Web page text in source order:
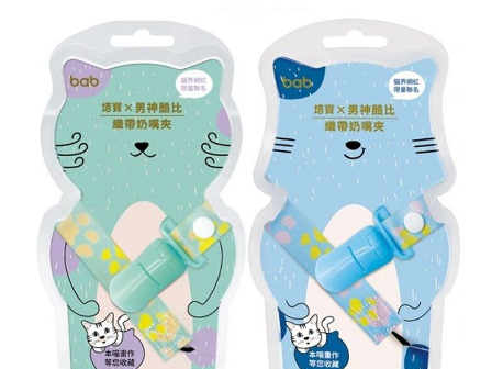
購買商品的店家。未經商家同意取消之訂單仍視為有效，需透過AFTEE先享
後付繳納相關費用。
※ 交易是否成功請以「AFTEE先享後付 」之結帳頁面顯示為準，若有關於
是否繳費成功／繳費後需取消欲退款等相關疑問，請聯繫「AFTEE先享後付
客戶支援中心」https://netprotections.freshdesk.com/support/home
【注意事項】
１．透過由恩沛科技股份有限公司提供之「AFTEE先享後付」服務完成之交
易，需依本服務之必要範圍內提供個人資料，並將交易相關給付款項請求債
權轉讓予恩沛科技股份有限公司。
２．關於個人資料處理事宜，請瀏覽以下網址：
https://aftee.tw/terms/#terms3
３．未成年的使用者請事先徵得法定代理人或監護人之同意方可使用
「AFTEE先享後付」，若未經同意申辦者引起之損失，本公司不負相關責
４．使用「AFTEE先享後付」時，將依據個別帳號之用戶狀況，依本公司即
時審查核予不同之上限額度；若仍有額度不足之情形，本公司將視審查結果
請求用戶進行身份認證。
每筆NT$60，滿NT$590(含以上)免運費
付款後7-11取貨
每筆NT$60，滿NT$590(含以上)免運費
每筆NT$100，滿NT$590(含以上)免運費
離島宅配
每筆NT$150，滿NT$890(含以上)免運費